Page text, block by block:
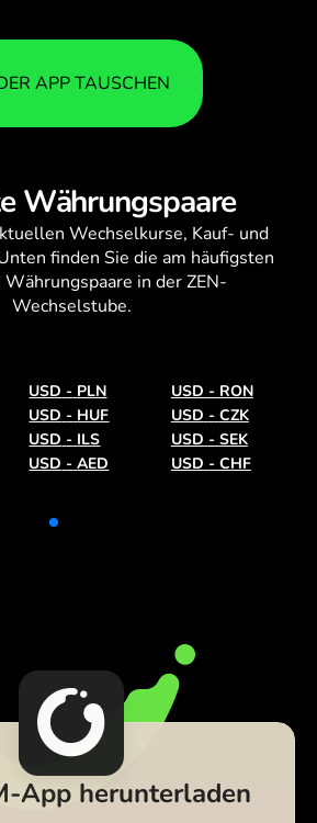
APP TAUSCHEN
Währungspaare
Wechselkurse, Kauf- und
finden Sie die am häufigsten
in der ZEN-
Wechselstube.
USD - PLN USD - RON
USD - HUF USD - CZK
USD - ILS USD - SEK
USD - AED USD - CHF
App herunterladen